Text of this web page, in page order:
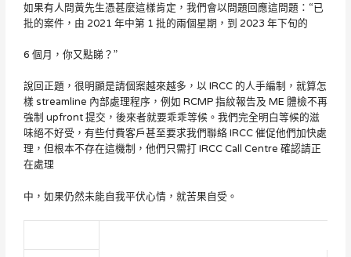
如果有人問黃先生憑甚麼這樣肯定，我們會以問題回應這問題：“已
批的案件，由 2021 年中第 1 批的兩個星期，到 2023 年下旬的
6 個月，你又點睇？”
說回正題，很明顯是請個案越來越多，以 IRCC 的人手編制，就算怎
樣 streamline 內部處理程序，例如 RCMP 指紋報告及 ME 體檢不再
強制 upfront 提交，後來者就要乖乖等候。我們完全明白等候的滋
味絕不好受，有些付費客戶甚至要求我們聯絡 IRCC 催促他們加快處
理，但根本不存在這機制，他們只需打 IRCC Call Centre 確認請正
在處理
中，如果仍然未能自我平伏心情，就苦果自受。